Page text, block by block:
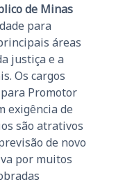
de Minas
para
áreas
justiça e a
Os cargos
Promotor
exigência de
são atrativos
de novo
por muitos